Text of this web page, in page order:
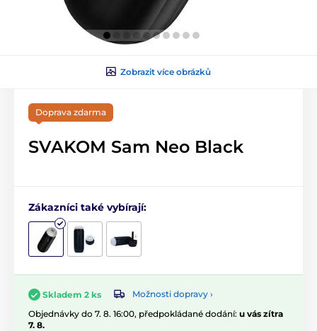
Zobrazit více obrázků
Doprava zdarma
SVAKOM Sam Neo Black
Zákazníci také vybírají:
Skladem 2 ks
Možnosti dopravy ›
Objednávky do 7. 8. 16:00, předpokládané dodání: u vás zítra
7. 8.